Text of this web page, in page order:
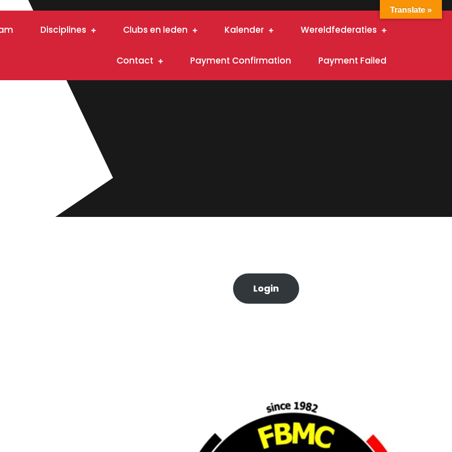
Disciplines Clubs en leden Kalender Wereldfederaties
Contact Payment Confirmation Payment Failed
Login
Translate »